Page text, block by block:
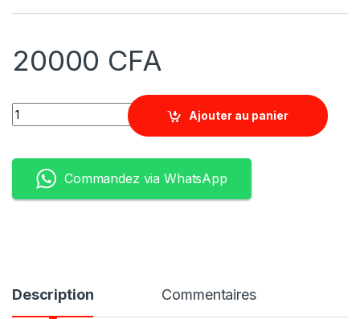
20000 CFA
Quantity
Ajouter au panier
Commandez via WhatsApp
Description Commentaires